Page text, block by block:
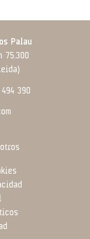
Palau
75.300
390